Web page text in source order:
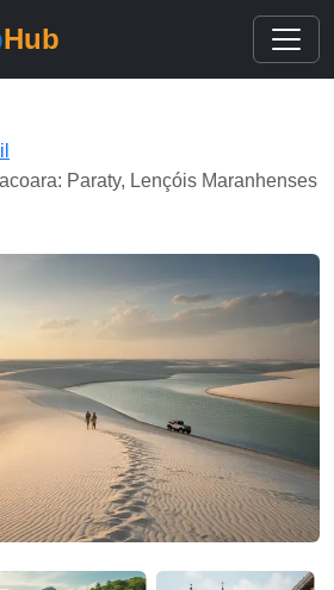
Hub
Paraty, Lençóis Maranhenses